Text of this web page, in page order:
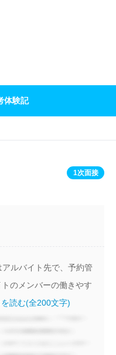
体験記
1次面接
ルバイト先で、予約管
のメンバーの働きやす
読む(全200文字)